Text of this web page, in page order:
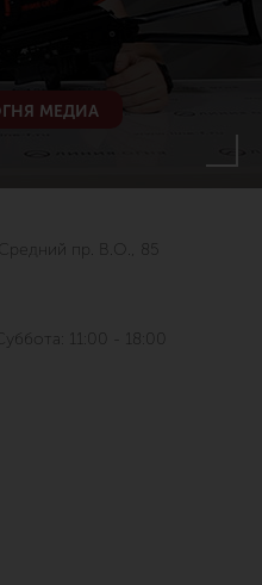
МЕДИА
пр. В.О., 85
11:00 - 18:00